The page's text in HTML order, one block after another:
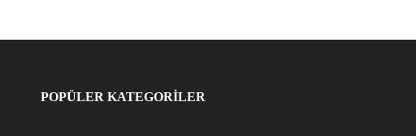
POPÜLER KATEGORİLER